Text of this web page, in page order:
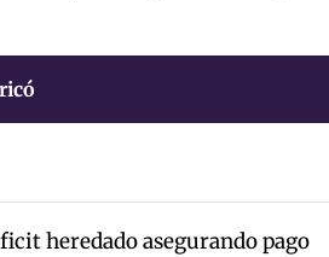
heredado asegurando pago